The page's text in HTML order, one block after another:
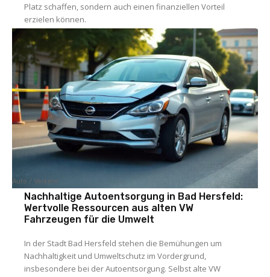
Platz schaffen, sondern auch einen finanziellen Vorteil
erzielen können.
Auto / Verkehr
Nachhaltige Autoentsorgung in Bad Hersfeld:
Wertvolle Ressourcen aus alten VW
Fahrzeugen für die Umwelt
In der Stadt Bad Hersfeld stehen die Bemühungen um
Nachhaltigkeit und Umweltschutz im Vordergrund,
insbesondere bei der Autoentsorgung. Selbst alte VW